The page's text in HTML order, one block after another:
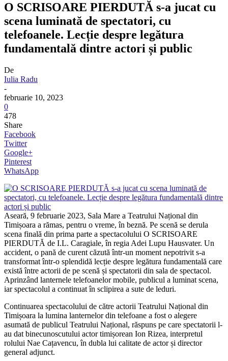
O SCRISOARE PIERDUTĂ s-a jucat cu
scena luminată de spectatori, cu
telefoanele. Lecție despre legătura
fundamentală dintre actori și public
De
Iulia Radu
-
februarie 10, 2023
0
478
Share
Facebook
Twitter
Google+
Pinterest
WhatsApp
Aseară, 9 februarie 2023, Sala Mare a Teatrului Național din
Timișoara a rămas, pentru o vreme, în beznă. Pe scenă se derula
scena finală din prima parte a spectacolului O SCRISOARE
PIERDUTĂ de I.L. Caragiale, în regia Adei Lupu Hausvater. Un
accident, o pană de curent căzută într-un moment nepotrivit s-a
transformat într-o splendidă lecție despre legătura fundamentală care
există între actorii de pe scenă și spectatorii din sala de spectacol.
Aprinzând lanternele telefoanelor mobile, publicul a luminat scena,
iar spectacolul a continuat în sclipirea a sute de leduri.
Continuarea spectacolului de către actorii Teatrului Național din
Timișoara la lumina lanternelor din telefoane a fost o alegere
asumată de publicul Teatrului Național, răspuns pe care spectatorii l-
au dat binecunoscutului actor timișorean Ion Rizea, interpretul
rolului Nae Cațavencu, în dubla lui calitate de actor și director
general adjunct.